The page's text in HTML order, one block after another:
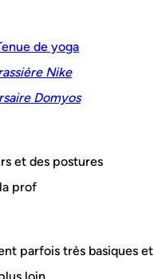
Nike
Domyos
et des postures
prof
parfois très basiques et